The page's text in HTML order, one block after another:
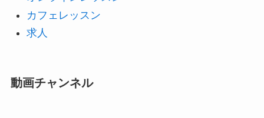
カフェレッスン
求人
動画チャンネル